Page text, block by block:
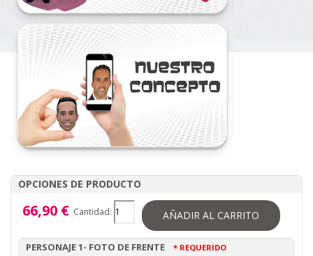
OPCIONES DE PRODUCTO
66,90 € Cantidad: AÑADIR AL CARRITO
PERSONAJE 1- FOTO DE FRENTE * REQUERIDO